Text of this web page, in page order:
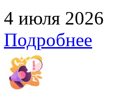
4 июля 2026
Подробнее